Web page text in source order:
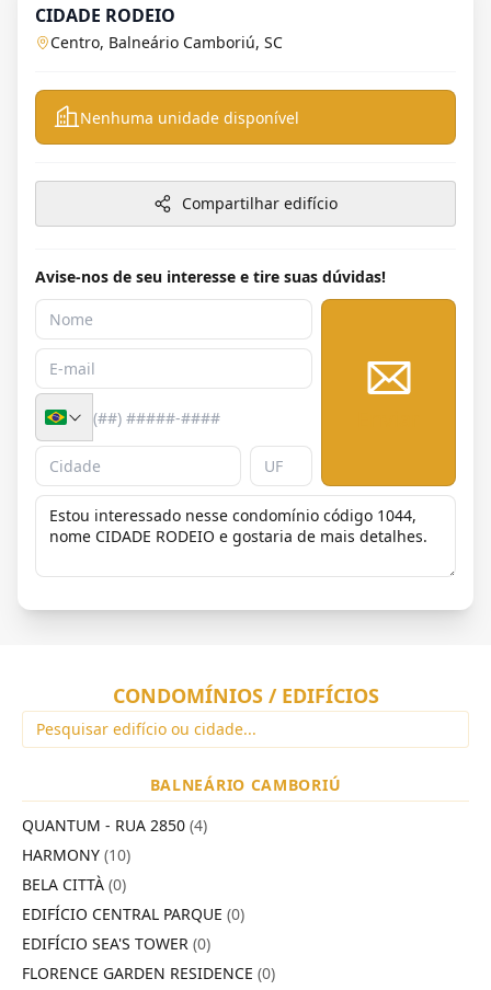
CIDADE RODEIO
Centro, Balneário Camboriú, SC
Nenhuma unidade disponível
Compartilhar edifício
Avise-nos de seu interesse e tire suas dúvidas!
CONDOMÍNIOS / EDIFÍCIOS
BALNEÁRIO CAMBORIÚ
QUANTUM - RUA 2850 (4)
HARMONY (10)
BELA CITTÀ (0)
EDIFÍCIO CENTRAL PARQUE (0)
EDIFÍCIO SEA'S TOWER (0)
FLORENCE GARDEN RESIDENCE (0)